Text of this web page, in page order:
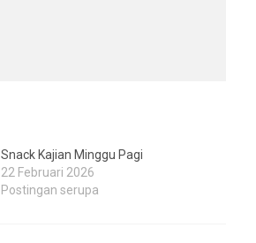
Snack Kajian Minggu Pagi
22 Februari 2026
Postingan serupa